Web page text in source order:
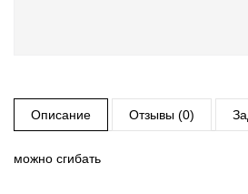
Описание Отзывы (0)
можно сгибать